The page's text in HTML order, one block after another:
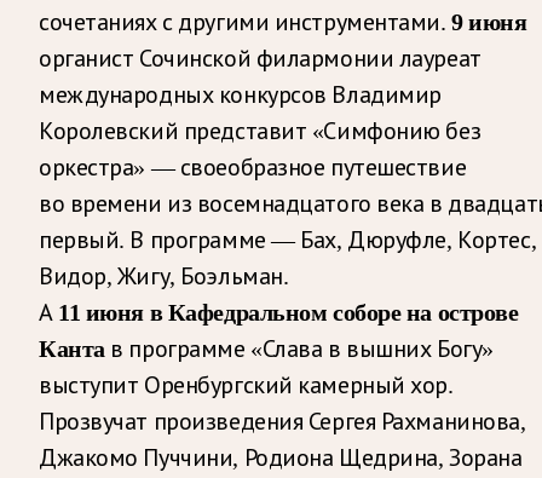
сочетаниях с другими инструментами.9 июня
органист Сочинской филармонии лауреат
международных конкурсов Владимир
Королевский представит «Симфонию без
оркестра» — своеобразное путешествие
во времени из восемнадцатого века в
первый. В программе — Бах, Дюруфле, Кортес,
Видор, Жигу, Боэльман.
А 11 июня в Кафедральном соборе на острове
Канта в программе «Слава в вышних Богу»
выступит Оренбургский камерный хор.
Прозвучат произведения Сергея Рахманинова,
Джакомо Пуччини, Родиона Щедрина, Зорана